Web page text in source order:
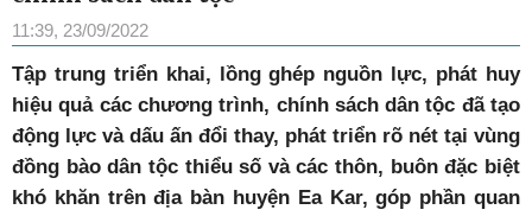
11:39, 23/09/2022
Tập trung triển khai, lồng ghép nguồn lực, phát huy
hiệu quả các chương trình, chính sách dân tộc đã tạo
động lực và dấu ấn đổi thay, phát triển rõ nét tại vùng
đồng bào dân tộc thiểu số và các thôn, buôn đặc biệt
khó khăn trên địa bàn huyện Ea Kar, góp phần quan